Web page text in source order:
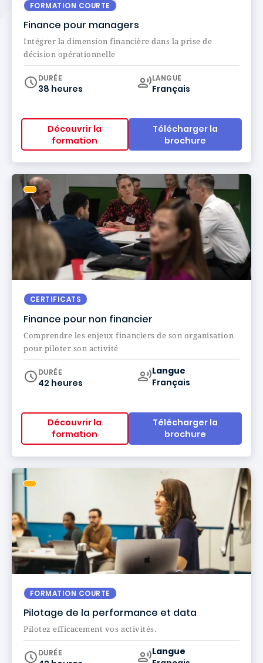
FORMATION COURTE
Finance pour managers
Intégrer la dimension financière dans la prise de
décision opérationnelle
DURÉE
38 heures
Curriculum
LANGUE
Français
Découvrir la
formation
Télécharger la
brochure
CERTIFICATS
Finance pour non financier
Comprendre les enjeux financiers de son organisation
pour piloter son activité
DURÉE
42 heures
Curriculum
Langue
Français
Découvrir la
formation
Télécharger la
brochure
FORMATION COURTE
Pilotage de la performance et data
Pilotez efficacement vos activités.
DURÉE Curriculum
Langue